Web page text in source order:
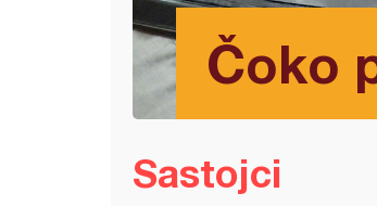
Čoko
Sastojci